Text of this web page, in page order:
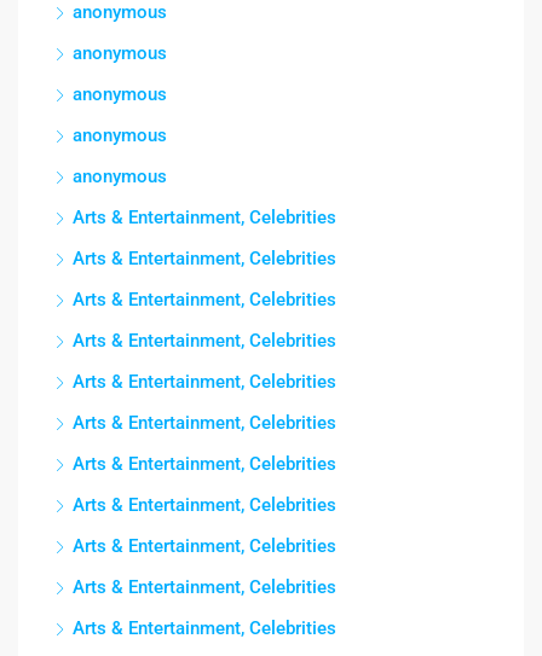
anonymous
anonymous
anonymous
anonymous
anonymous
Arts & Entertainment, Celebrities
Arts & Entertainment, Celebrities
Arts & Entertainment, Celebrities
Arts & Entertainment, Celebrities
Arts & Entertainment, Celebrities
Arts & Entertainment, Celebrities
Arts & Entertainment, Celebrities
Arts & Entertainment, Celebrities
Arts & Entertainment, Celebrities
Arts & Entertainment, Celebrities
Arts & Entertainment, Celebrities